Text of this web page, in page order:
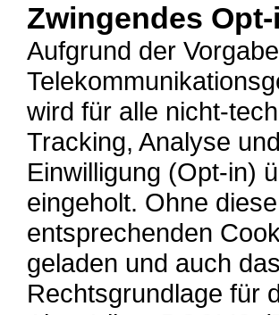
Zwingendes
Aufgrund der
wird für alle nicht-
Tracking, Analyse
Einwilligung (Opt-in)
eingeholt. Ohne
entsprechenden
geladen und auch
Rechtsgrundlage für